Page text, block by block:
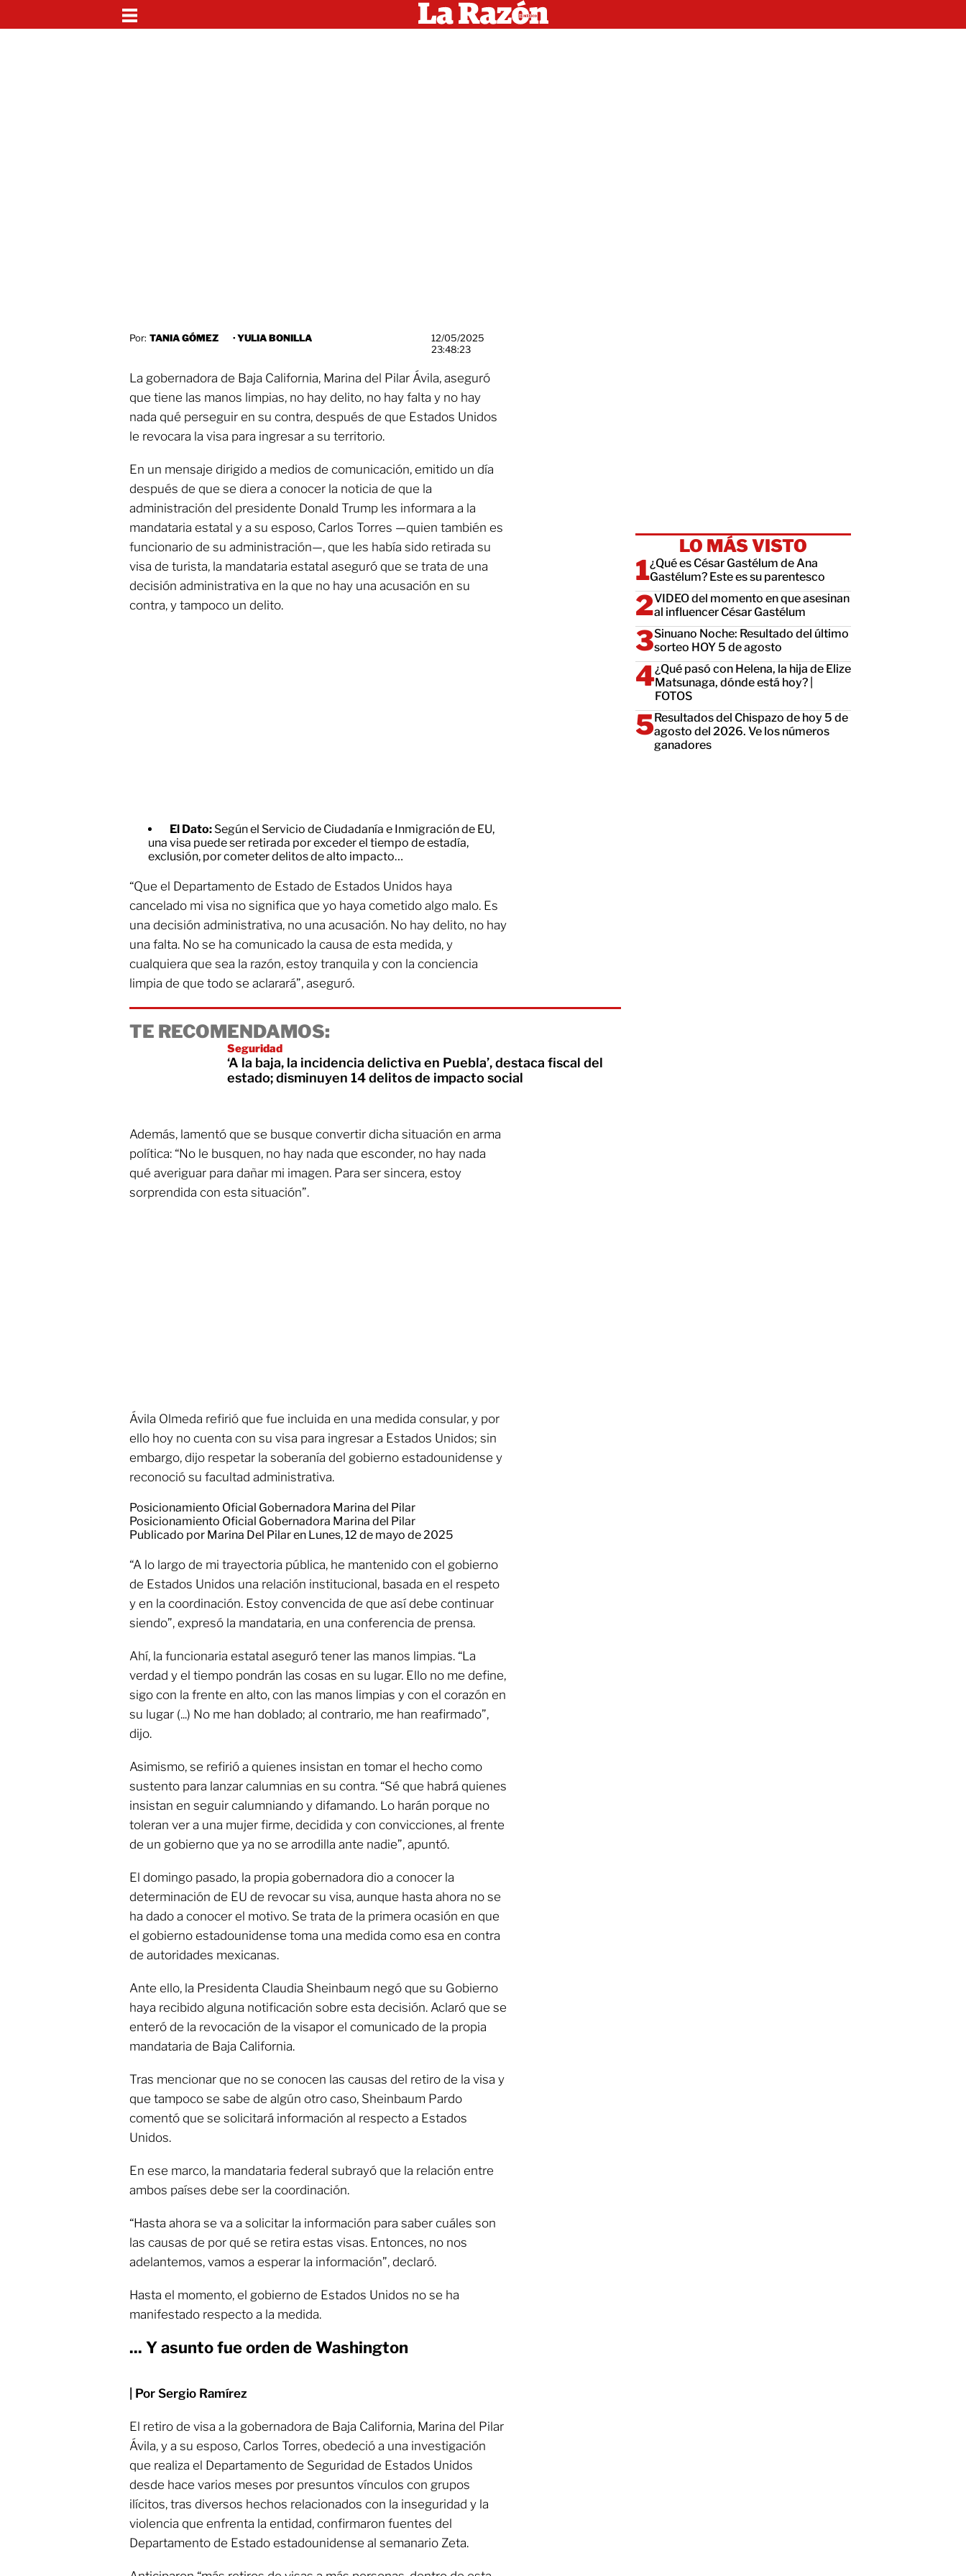
Por: TANIA GÓMEZ ·YULIA BONILLA
12/05/2025
23:48:23
La gobernadora de Baja California, Marina del Pilar Ávila, aseguró
que tiene las manos limpias, no hay delito, no hay falta y no hay
nada qué perseguir en su contra, después de que Estados Unidos
le revocara la visa para ingresar a su territorio.
En un mensaje dirigido a medios de comunicación, emitido un día
después de que se diera a conocer la noticia de que la
administración del presidente Donald Trump les informara a la
mandataria estatal y a su esposo, Carlos Torres —quien también es
funcionario de su administración—, que les había sido retirada su
visa de turista, la mandataria estatal aseguró que se trata de una
decisión administrativa en la que no hay una acusación en su
contra, y tampoco un delito.
El Dato: Según el Servicio de Ciudadanía e Inmigración de EU,
una visa puede ser retirada por exceder el tiempo de estadía,
exclusión, por cometer delitos de alto impacto…
“Que el Departamento de Estado de Estados Unidos haya
cancelado mi visa no significa que yo haya cometido algo malo. Es
una decisión administrativa, no una acusación. No hay delito, no hay
una falta. No se ha comunicado la causa de esta medida, y
cualquiera que sea la razón, estoy tranquila y con la conciencia
limpia de que todo se aclarará”, aseguró.
TE RECOMENDAMOS:
Seguridad
‘A la baja, la incidencia delictiva en Puebla’, destaca fiscal del
estado; disminuyen 14 delitos de impacto social
Además, lamentó que se busque convertir dicha situación en arma
política: “No le busquen, no hay nada que esconder, no hay nada
qué averiguar para dañar mi imagen. Para ser sincera, estoy
sorprendida con esta situación”.
Ávila Olmeda refirió que fue incluida en una medida consular, y por
ello hoy no cuenta con su visa para ingresar a Estados Unidos; sin
embargo, dijo respetar la soberanía del gobierno estadounidense y
reconoció su facultad administrativa.
Posicionamiento Oficial Gobernadora Marina del Pilar
Posicionamiento Oficial Gobernadora Marina del Pilar
Publicado por Marina Del Pilaren Lunes, 12 de mayo de 2025
“A lo largo de mi trayectoria pública, he mantenido con el gobierno
de Estados Unidos una relación institucional, basada en el respeto
y en la coordinación. Estoy convencida de que así debe continuar
siendo”, expresó la mandataria, en una conferencia de prensa.
Ahí, la funcionaria estatal aseguró tener las manos limpias. “La
verdad y el tiempo pondrán las cosas en su lugar. Ello no me define,
sigo con la frente en alto, con las manos limpias y con el corazón en
su lugar (...) No me han doblado; al contrario, me han reafirmado”,
dijo.
Asimismo, se refirió a quienes insistan en tomar el hecho como
sustento para lanzar calumnias en su contra. “Sé que habrá quienes
insistan en seguir calumniando y difamando. Lo harán porque no
toleran ver a una mujer firme, decidida y con convicciones, al frente
de un gobierno que ya no se arrodilla ante nadie”, apuntó.
El domingo pasado, la propia gobernadora dio a conocer la
determinación de EU de revocar su visa, aunque hasta ahora no se
ha dado a conocer el motivo. Se trata de la primera ocasión en que
el gobierno estadounidense toma una medida como esa en contra
de autoridades mexicanas.
Ante ello, la Presidenta Claudia Sheinbaum negó que su Gobierno
haya recibido alguna notificación sobre esta decisión. Aclaró que se
enteró de la revocación de la visapor el comunicado de la propia
mandataria de Baja California.
Tras mencionar que no se conocen las causas del retiro de la visa y
que tampoco se sabe de algún otro caso, Sheinbaum Pardo
comentó que se solicitará información al respecto a Estados
Unidos.
En ese marco, la mandataria federal subrayó que la relación entre
ambos países debe ser la coordinación.
“Hasta ahora se va a solicitar la información para saber cuáles son
las causas de por qué se retira estas visas. Entonces, no nos
adelantemos, vamos a esperar la información”, declaró.
Hasta el momento, el gobierno de Estados Unidos no se ha
manifestado respecto a la medida.
... Y asunto fue orden de Washington
| Por Sergio Ramírez
El retiro de visa a la gobernadora de Baja California, Marina del Pilar
Ávila, y a su esposo, Carlos Torres, obedeció a una investigación
que realiza el Departamento de Seguridad de Estados Unidos
desde hace varios meses por presuntos vínculos con grupos
ilícitos, tras diversos hechos relacionados con la inseguridad y la
violencia que enfrenta la entidad, confirmaron fuentes del
Departamento de Estado estadounidense al semanario Zeta.
LO MÁS VISTO
¿Qué es César Gastélum de Ana
Gastélum? Este es su parentesco
VIDEO del momento en que asesinan
al influencer César Gastélum
Sinuano Noche: Resultado del último
sorteo HOY 5 de agosto
¿Qué pasó con Helena, la hija de Elize
Matsunaga, dónde está hoy? |
FOTOS
Resultados del Chispazo de hoy 5 de
agosto del 2026. Ve los números
ganadores